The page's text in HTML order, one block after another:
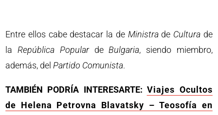
Entre ellos cabe destacar la de Ministrade Cultura de
la República Popularde Bulgaria, siendo miembro,
además, del Partido Comunista.
TAMBIÉN PODRÍA INTERESARTE: Viajes Ocultos
de Helena Petrovna Blavatsky – Teosofía en